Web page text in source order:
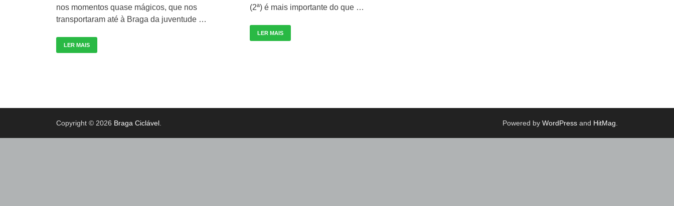
nos momentos quase mágicos, que nos
transportaram até à Braga da juventude …
LER MAIS
(2ª) é mais importante do que …
LER MAIS
Copyright © 2026 Braga Ciclável Powered by WordPress and HitMag